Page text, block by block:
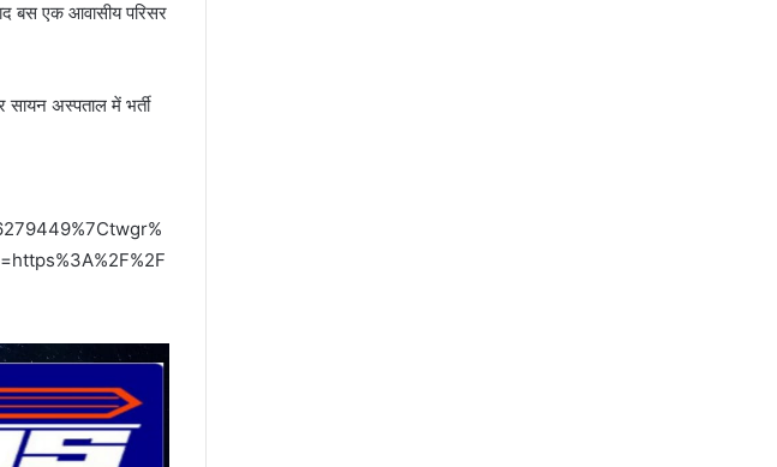
बस एक आवासीय परिसर
सायन अस्पताल में भर्ती